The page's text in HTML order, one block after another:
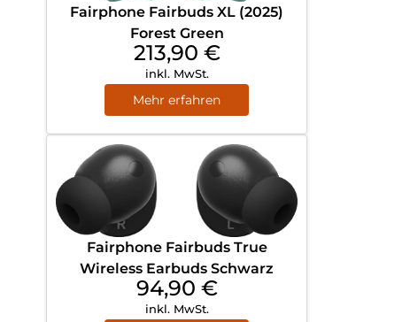
Fairphone Fairbuds XL (2025)
Forest Green
213,90 €
inkl. MwSt.
Mehr erfahren
Fairphone Fairbuds True
Wireless Earbuds Schwarz
94,90 €
inkl. MwSt.